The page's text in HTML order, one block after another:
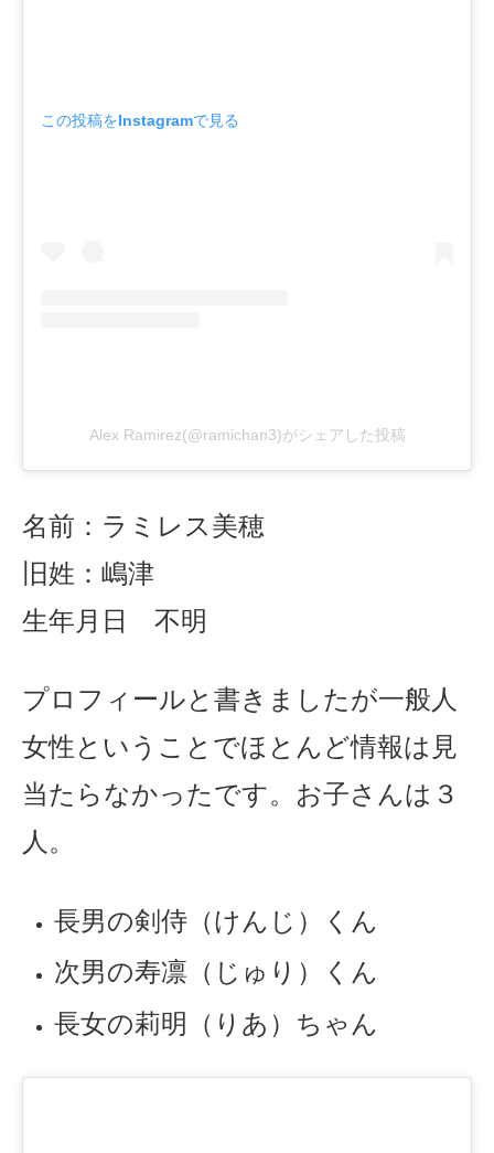
この投稿をInstagramで見る
Alex Ramirez(@ramichan3)がシェアした投稿
名前：ラミレス美穂
旧姓： 嶋津
生年月日 不明
プロフィールと書きましたが一般人
女性ということでほとんど情報は見
当たらなかったです。お子さんは３
人。
長男の剣侍（けんじ）くん
次男の寿凛（じゅり）くん
長女の莉明（りあ）ちゃん